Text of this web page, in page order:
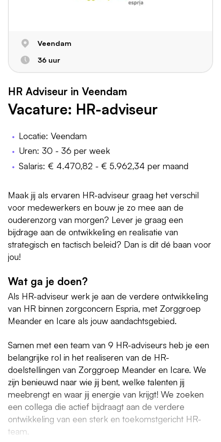
Veendam
36 uur
HR Adviseur in Veendam
Vacature: HR-adviseur
Locatie: Veendam
Uren: 30 - 36 per week
Salaris: € 4.470,82 - € 5.962,34 per maand
Maak jij als ervaren HR-adviseur graag het verschil
voor medewerkers en bouw je zo mee aan de
ouderenzorg van morgen? Lever je graag een
bijdrage aan de ontwikkeling en realisatie van
strategisch en tactisch beleid? Dan is dit dé baan voor
jou!
Wat ga je doen?
Als HR-adviseur werk je aan de verdere ontwikkeling
van HR binnen zorgconcern Espria, met Zorggroep
Meander en Icare als jouw aandachtsgebied.
Samen met een team van 9 HR-adviseurs heb je een
belangrijke rol in het realiseren van de HR-
doelstellingen van Zorggroep Meander en Icare. We
zijn benieuwd naar wie jij bent, welke talenten jij
meebrengt en waar jij energie van krijgt! We zoeken
een collega die actief bijdraagt aan de verdere
ontwikkeling van een sterk en toekomstgericht HR-
team.